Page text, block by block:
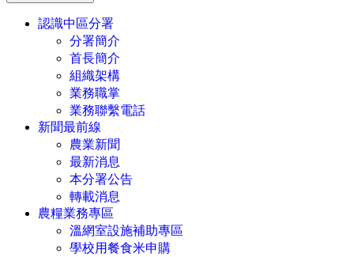
認識中區分署
分署簡介
首長簡介
組織架構
業務職掌
業務聯繫電話
新聞最前線
農業新聞
最新消息
本分署公告
轉載消息
農糧業務專區
溫網室設施補助專區
學校用餐食米申購